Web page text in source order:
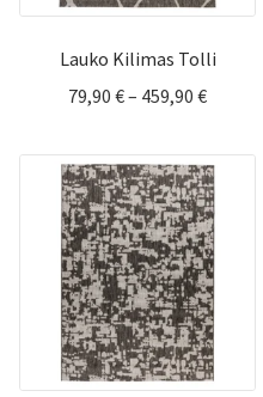
Lauko Kilimas Tolli
79,90 €– 459,90 €Price
79,90 €
through
459,90 €